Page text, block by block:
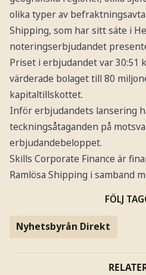
olika typer av
Shipping, som har sitt säte i
noteringserbjudandet
Priset i erbjudandet var 30:51
värderade bolaget till 80
kapitaltillskottet.
Inför erbjudandets lansering
teckningsåtaganden på
erbjudandebeloppet.
Skills Corporate Finance är
Ramlösa Shipping i samband
FÖLJ
Nyhetsbyrån Direkt